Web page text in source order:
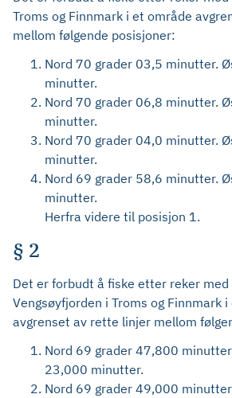
Troms og Finnmark i et område
mellom følgende posisjoner:
Nord 70 grader 03,5 minutter.
minutter.
Nord 70 grader 06,8 minutter.
minutter.
Nord 70 grader 04,0 minutter.
minutter.
Nord 69 grader 58,6 minutter.
minutter.
Herfra videre til posisjon 1.
§ 2
Det er forbudt å fiske etter reker
Vengsøyfjorden i Troms og Finnmark
avgrenset av rette linjer mellom
Nord 69 grader 47,800
23,000 minutter.
Nord 69 grader 49,000